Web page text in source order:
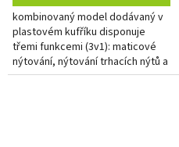
kombinovaný model dodávaný v
plastovém kufříku disponuje
třemi funkcemi (3v1): maticové
nýtování, nýtování trhacích nýtů a
funkci výstružování/vyštípávání...